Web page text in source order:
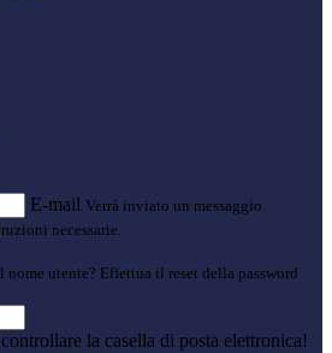
E-mail Verrà inviato un messaggio
necessarie.
nome utente? Effettua il reset della password
la casella di posta elettronica!